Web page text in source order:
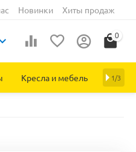
Новинки Хиты продаж
0
Кресла и мебель 1/3